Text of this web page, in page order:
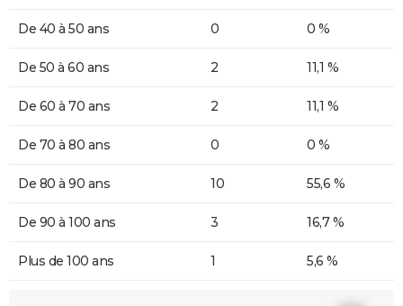
De 40 à 50 ans 0 0 %
De 50 à 60 ans 2 11,1 %
De 60 à 70 ans 2 11,1 %
De 70 à 80 ans 0 0 %
De 80 à 90 ans 10 55,6 %
De 90 à 100 ans 3 16,7 %
Plus de 100 ans 1 5,6 %